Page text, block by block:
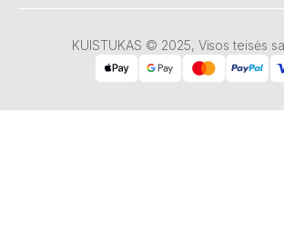
KUISTUKAS © 2025, Visos teisės